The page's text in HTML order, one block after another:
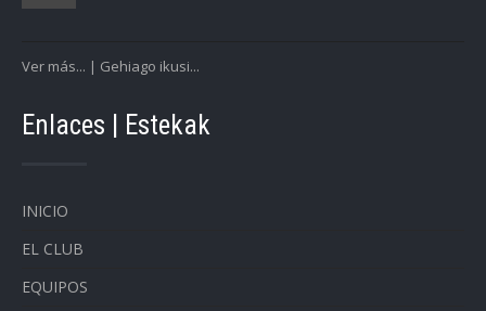
Ver más... | Gehiago ikusi...
Enlaces | Estekak
INICIO
EL CLUB
EQUIPOS